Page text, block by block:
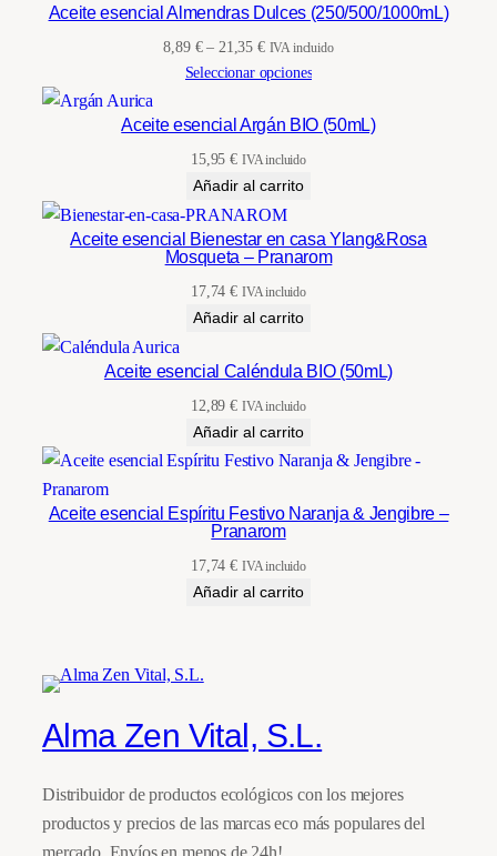
Aceite esencial Almendras Dulces (250/500/1000mL)
8,89 € – 21,35 €Rango
de
desde
IVA incluido
Seleccionar opciones
Aceite esencial Argán BIO (50mL)
15,95€ IVA incluido
Añadir al carrito
Aceite esencial Bienestar en casa Ylang&Rosa
Mosqueta – Pranarom
17,74€ IVA incluido
Añadir al carrito
Aceite esencial Caléndula BIO (50mL)
12,89€ IVA incluido
Añadir al carrito
Aceite esencial Espíritu Festivo Naranja & Jengibre –
Pranarom
17,74€ IVA incluido
Añadir al carrito
Alma Zen Vital, S.L.
Distribuidor de productos ecológicos con los mejores
productos y precios de las marcas eco más populares del
mercado. Envíos en menos de 24h!